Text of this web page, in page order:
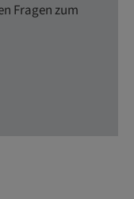
Fragen zum